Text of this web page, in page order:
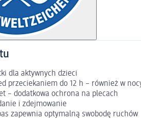
dla aktywnych dzieci
przeciekaniem do 12 h – również w
– dodatkowa ochrona na plecach
i zdejmowanie
zapewnia optymalną swobodę ruchów